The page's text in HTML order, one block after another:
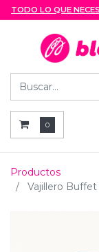
TODO LO QUE
0
Productos
Vajillero